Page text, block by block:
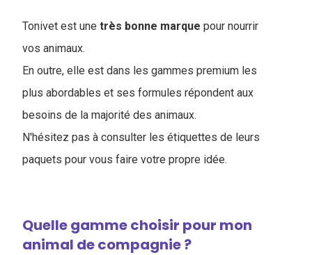
Tonivet est une très bonne marque pour nourrir
vos animaux.
En outre, elle est dans les gammes premium les
plus abordables et ses formules répondent aux
besoins de la majorité des animaux.
N'hésitez pas à consulter les étiquettes de leurs
paquets pour vous faire votre propre idée.
Quelle gamme choisir pour mon
animal de compagnie ?